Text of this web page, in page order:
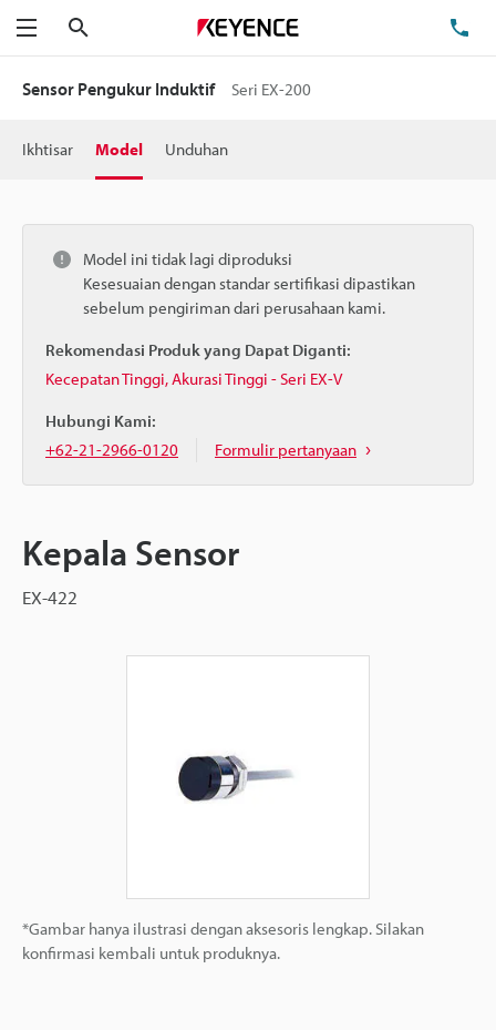
Menu
Sensor Pengukur Induktif Seri EX-200
Ikhtisar Model Unduhan
Model ini tidak lagi diproduksi
Kesesuaian dengan standar sertifikasi dipastikan
sebelum pengiriman dari perusahaan kami.
Rekomendasi Produk yang Dapat Diganti:
Kecepatan Tinggi, Akurasi Tinggi - Seri EX-V
Hubungi Kami:
+62-21-2966-0120
Formulir pertanyaan
Kepala Sensor
EX-422
*Gambar hanya ilustrasi dengan aksesoris lengkap. Silakan
konfirmasi kembali untuk produknya.